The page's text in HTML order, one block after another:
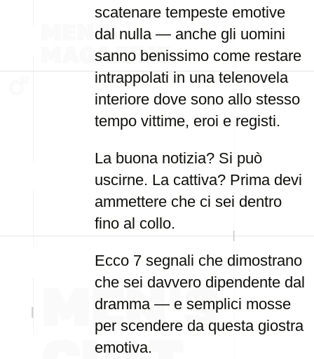
scatenare tempeste emotive
dal nulla — anche gli uomini
sanno benissimo come restare
intrappolati in una telenovela
interiore dove sono allo stesso
tempo vittime, eroi e registi.
La buona notizia? Si può
uscirne. La cattiva? Prima devi
ammettere che ci sei dentro
fino al collo.
Ecco 7 segnali che dimostrano
che sei davvero dipendente dal
dramma — e semplici mosse
per scendere da questa giostra
emotiva.